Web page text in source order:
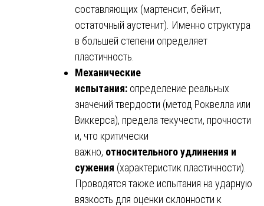
составляющих (мартенсит, бейнит,
остаточный аустенит). Именно структура
в большей степени определяет
пластичность.
Механические
испытания: определение реальных
значений твердости (метод Роквелла или
Виккерса), предела текучести, прочности
и, что критически
важно, относительного удлинения и
сужения (характеристик пластичности).
Проводятся также испытания на ударную
вязкость для оценки склонности к